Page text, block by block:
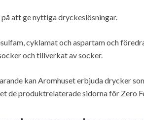
att ge nyttiga dryckeslösningar.
cyklamat och aspartam och
och tillverkat av socker.
kan Aromhuset erbjuda drycker
de produktrelaterade sidorna för Zero